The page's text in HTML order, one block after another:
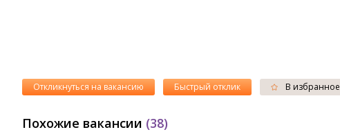
Откликнуться на вакансию Быстрый отклик В избранное
Похожие вакансии (38)